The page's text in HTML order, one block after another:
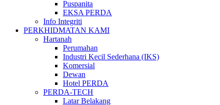
Puspanita
EKSA PERDA
Info Integriti
PERKHIDMATAN KAMI
Hartanah
Perumahan
Industri Kecil Sederhana (IKS)
Komersial
Dewan
Hotel PERDA
PERDA-TECH
Latar Belakang